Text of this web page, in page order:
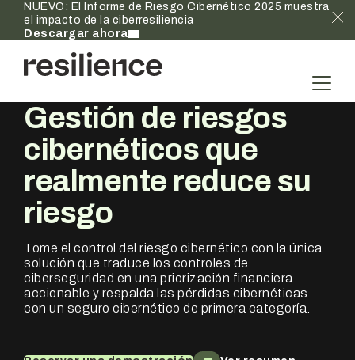
NUEVO: El Informe de Riesgo Cibernético 2025 muestra
el impacto de la ciberresiliencia
Descargar ahora
Gestión de riesgos
cibernéticos que
realmente reduce su
riesgo
Tome el control del riesgo cibernético con la única
solución que traduce los controles de
ciberseguridad en una priorización financiera
accionable y respalda las pérdidas cibernéticas
con un seguro cibernético de primera categoría.